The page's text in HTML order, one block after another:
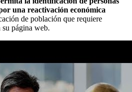
una reactivación económica
de población que requiere
página web.